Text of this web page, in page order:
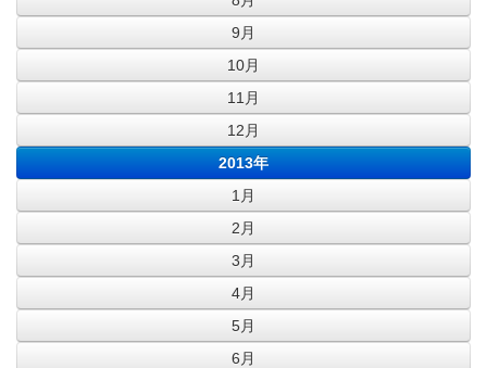
9月
10月
11月
12月
2013年
1月
2月
3月
4月
5月
6月